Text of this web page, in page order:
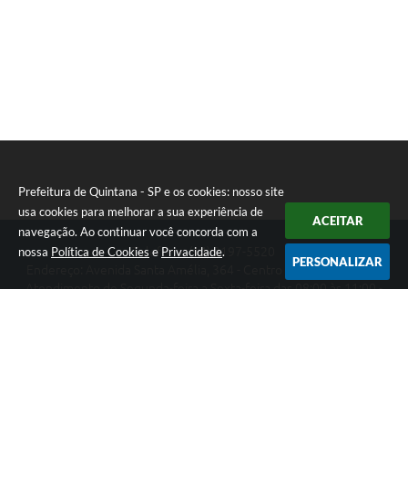
Prefeitura de Quintana - SP e os cookies: nosso site
usa cookies para melhorar a sua experiência de
navegação. Ao continuar você concorda com a
nossa Política de Cookies e Privacidade.
ACEITAR
PERSONALIZAR
Telefone: (14) 3197-5520
Endereço: Avenida Santa Amélia, 364 - Centro | CEP: 17670-003
Atendimento de Segunda-feira a Sexta-feira das 08:00 às 11:00 -